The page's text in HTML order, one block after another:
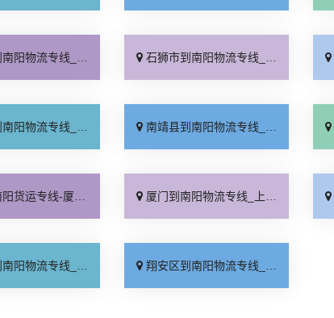
线_合理收费「多年经验」 石狮市到南阳物流专线_高速快运「直达特快专线」
线_多久能到「直通专线」 南靖县到南阳物流专线_资质齐全「市县闪送」
到南阳物流公司_资质齐全「直通专线」 厦门到南阳物流专线_上门提货「全境派送」
线_急你所需「直达到站」 翔安区到南阳物流专线_高效运输「费用多少」